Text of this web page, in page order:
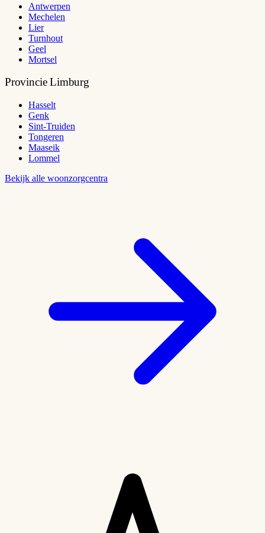
Antwerpen
Mechelen
Lier
Turnhout
Geel
Mortsel
Provincie Limburg
Hasselt
Genk
Sint-Truiden
Tongeren
Maaseik
Lommel
Bekijk alle woonzorgcentra